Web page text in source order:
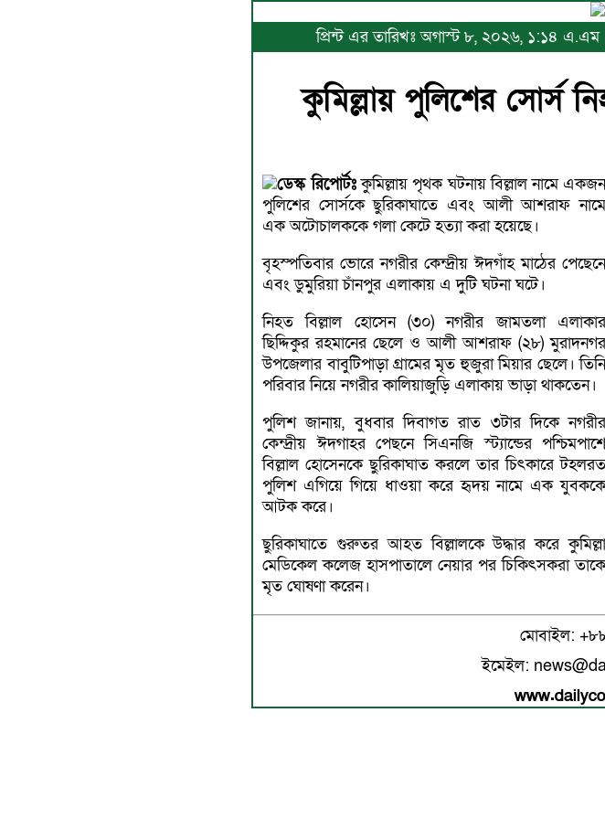
প্রিন্ট এর তারিখঃ অগাস্ট ৮, ২০২৬, ১:১৪
কুমিল্লায় পুলিশের সোর্স
ডেস্ক রিপোর্টঃকুমিল্লায় পৃথক ঘটনায় বিল্লাল নামে
পুলিশের সোর্সকে ছুরিকাঘাতে এবং আলী আশরাফ
এক অটোচালককে গলা কেটে হত্যা করা হয়েছে।
বৃহস্পতিবার ভোরে নগরীর কেন্দ্রীয় ঈদগাঁহ মাঠের
এবং ডুমুরিয়া চাঁনপুর এলাকায় এ দুটি ঘটনা ঘটে।
নিহত বিল্লাল হোসেন (৩০) নগরীর জামতলা
ছিদ্দিকুর রহমানের ছেলে ও আলী আশরাফ (২৮)
উপজেলার বাবুটিপাড়া গ্রামের মৃত হুজুরা মিয়ার ছেলে।
পরিবার নিয়ে নগরীর কালিয়াজুড়ি এলাকায় ভাড়া থাকতেন।
পুলিশ জানায়, বুধবার দিবাগত রাত ৩টার দিকে
কেন্দ্রীয় ঈদগাহর পেছনে সিএনজি স্ট্যান্ডের
বিল্লাল হোসেনকে ছুরিকাঘাত করলে তার চিৎকারে
পুলিশ এগিয়ে গিয়ে ধাওয়া করে হৃদয় নামে এক
আটক করে।
ছুরিকাঘাতে গুরুতর আহত বিল্লালকে উদ্ধার করে
মেডিকেল কলেজ হাসপাতালে নেয়ার পর চিকিৎসকরা
মৃত ঘোষণা করেন।
মোবাইল:
ইমেইল: